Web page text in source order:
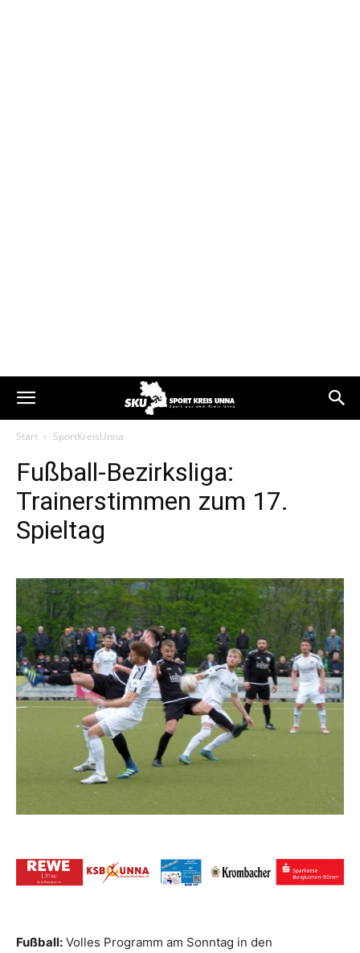
Start SportKreisUnna
Fußball-Bezirksliga:
Trainerstimmen zum 17.
Spieltag
Fußball: Volles Programm am Sonntag in den